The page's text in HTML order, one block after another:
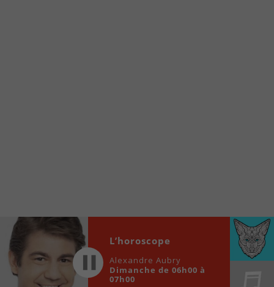
locale vous sont maintenant accessibles en un clic!
Player
00:00
L’horoscope
Alexandre Aubry
Dimanche de 06h00 à
07h00